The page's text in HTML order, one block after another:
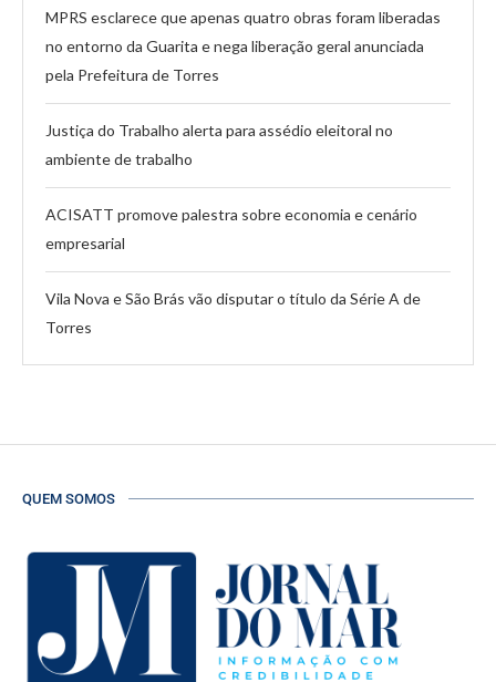
MPRS esclarece que apenas quatro obras foram liberadas
no entorno da Guarita e nega liberação geral anunciada
pela Prefeitura de Torres
Justiça do Trabalho alerta para assédio eleitoral no
ambiente de trabalho
ACISATT promove palestra sobre economia e cenário
empresarial
Vila Nova e São Brás vão disputar o título da Série A de
Torres
QUEM SOMOS